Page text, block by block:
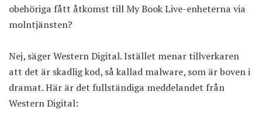
obehöriga fått åtkomst till My Book Live-enheterna via
molntjänsten?
Nej, säger Western Digital. Istället menar tillverkaren
att det är skadlig kod, så kallad malware, som är boven i
dramat. Här är det fullständiga meddelandet från
Western Digital: